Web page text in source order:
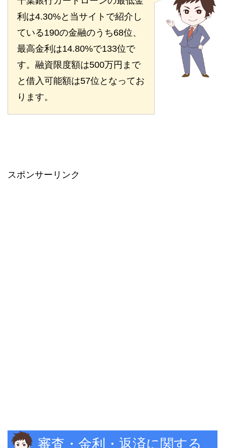
利は4.30%と当サイトで紹介し
ている190の金融のうち68位、
最高金利は14.80%で133位で
す。融資限度額は500万円まで
と借入可能額は57位となってお
ります。
スポンサーリンク
審査・金利・返済に関する